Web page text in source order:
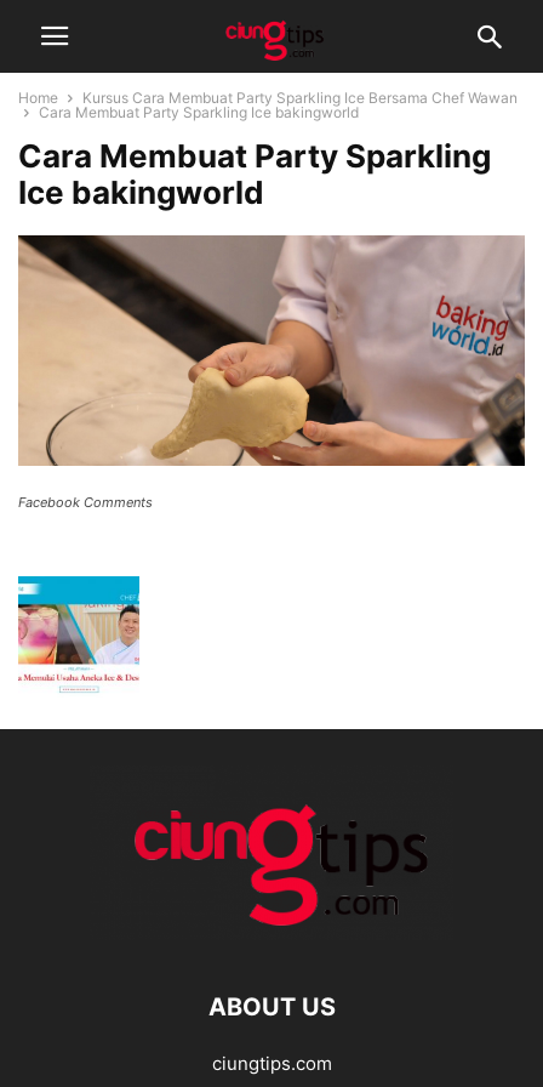
Home
Kursus Cara Membuat Party Sparkling Ice Bersama Chef Wawan
Cara Membuat Party Sparkling Ice bakingworld
Cara Membuat Party Sparkling
Ice bakingworld
Facebook Comments
ABOUT US
ciungtips.com